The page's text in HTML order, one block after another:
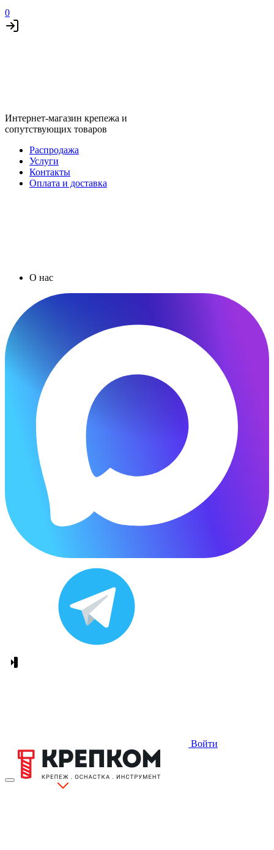
0
Интернет-магазин крепежа и
сопутствующих товаров
Распродажа
Услуги
Контакты
Оплата и доставка
О нас
Войти